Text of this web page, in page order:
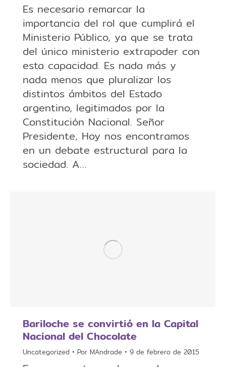
Es necesario remarcar la
importancia del rol que cumplirá el
Ministerio Público, ya que se trata
del único ministerio extrapoder con
esta capacidad. Es nada más y
nada menos que pluralizar los
distintos ámbitos del Estado
argentino, legitimados por la
Constitución Nacional. Señor
Presidente, Hoy nos encontramos
en un debate estructural para la
sociedad. A…
Bariloche se convirtió en la Capital
Nacional del Chocolate
Uncategorized Por MAndrade 9 de febrero de 2015